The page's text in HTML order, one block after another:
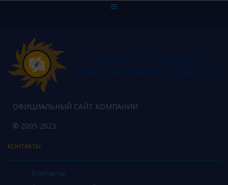
ОФИЦИАЛЬНЫЙ САЙТ КОМПАНИИ
© 2005-2023
КОНТАКТЫ
Контакты